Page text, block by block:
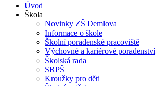
Úvod
Škola
Novinky ZŠ Demlova
Informace o škole
Školní poradenské pracoviště
Výchovné a kariérové poradenství
Školská rada
SRPŠ
Kroužky pro děti